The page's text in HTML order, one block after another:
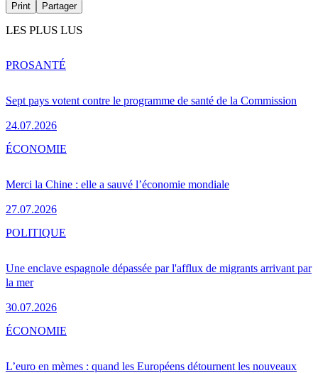
Print Partager
LES PLUS LUS
Sept pays votent contre le programme de santé de la Commission
24.07.2026
PROSANTÉ
Merci la Chine : elle a sauvé l’économie mondiale
27.07.2026
ÉCONOMIE
Une enclave espagnole dépassée par l'afflux de migrants arrivant par
la mer
30.07.2026
POLITIQUE
L’euro en mèmes : quand les Européens détournent les nouveaux
ÉCONOMIE